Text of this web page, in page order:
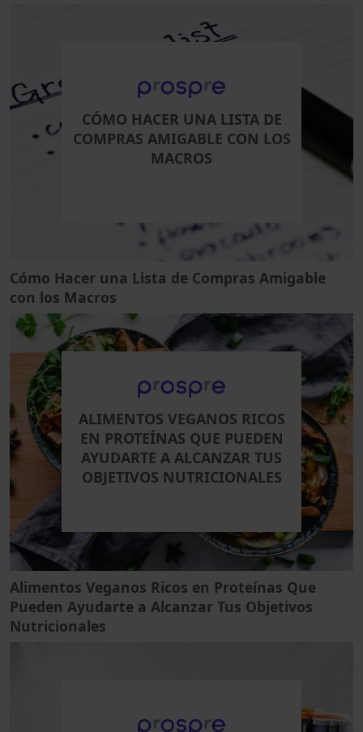
CÓMO HACER UNA LISTA DE
COMPRAS AMIGABLE CON LOS
MACROS
Cómo Hacer una Lista de Compras Amigable
con los Macros
ALIMENTOS VEGANOS RICOS
EN PROTEÍNAS QUE PUEDEN
AYUDARTE A ALCANZAR TUS
OBJETIVOS NUTRICIONALES
Alimentos Veganos Ricos en Proteínas Que
Pueden Ayudarte a Alcanzar Tus Objetivos
Nutricionales